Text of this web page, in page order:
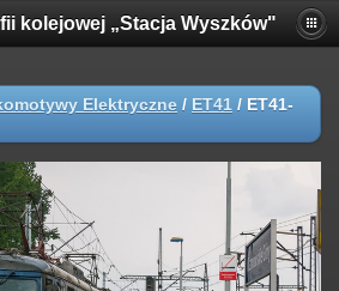
kolejowej „Stacja Wyszków"
Elektryczne / ET41 / ET41-